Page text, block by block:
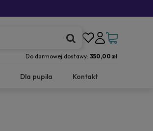
Do darmowej dostawy: 350,00 zł
Dla pupila Kontakt